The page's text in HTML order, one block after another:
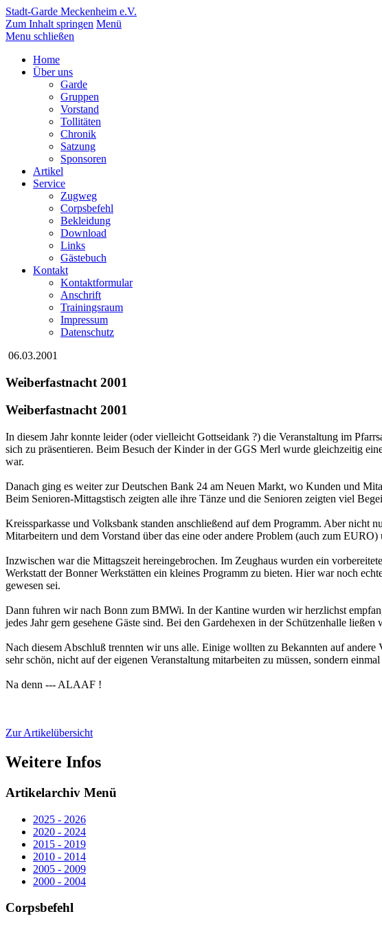
Stadt-Garde Meckenheim e.V.
Zum Inhalt springen Menü
Menu schließen
Home
Über uns
Garde
Gruppen
Vorstand
Tollitäten
Chronik
Satzung
Sponsoren
Artikel
Service
Zugweg
Corpsbefehl
Bekleidung
Download
Links
Gästebuch
Kontakt
Kontaktformular
Anschrift
Trainingsraum
Impressum
Datenschutz
06.03.2001
Weiberfastnacht 2001
Weiberfastnacht 2001
In diesem Jahr konnte leider (oder vielleicht Gottseidank ?) die Veranstaltung im
sich zu präsentieren. Beim Besuch der Kinder in der GGS Merl wurde gleichzeitig
war.
Danach ging es weiter zur Deutschen Bank 24 am Neuen Markt, wo Kunden und
Beim Senioren-Mittagstisch zeigten alle ihre Tänze und die Senioren zeigten viel
Kreissparkasse und Volksbank standen anschließend auf dem Programm. Aber
Mitarbeitern und dem Vorstand über das eine oder andere Problem (auch zum EURO)
Inzwischen war die Mittagszeit hereingebrochen. Im Zeughaus wurden ein
Werkstatt der Bonner Werkstätten ein kleines Programm zu bieten. Hier war noch
gewesen sei.
Dann fuhren wir nach Bonn zum BMWi. In der Kantine wurden wir herzlichst
jedes Jahr gern gesehene Gäste sind. Bei den Gardehexen in der Schützenhalle
Nach diesem Abschluß trennten wir uns alle. Einige wollten zu Bekannten auf
sehr schön, nicht auf der eigenen Veranstaltung mitarbeiten zu müssen, sondern
Na denn --- ALAAF !
Zur Artikelübersicht
Weitere Infos
Artikelarchiv Menü
2025 - 2026
2020 - 2024
2015 - 2019
2010 - 2014
2005 - 2009
2000 - 2004
Corpsbefehl